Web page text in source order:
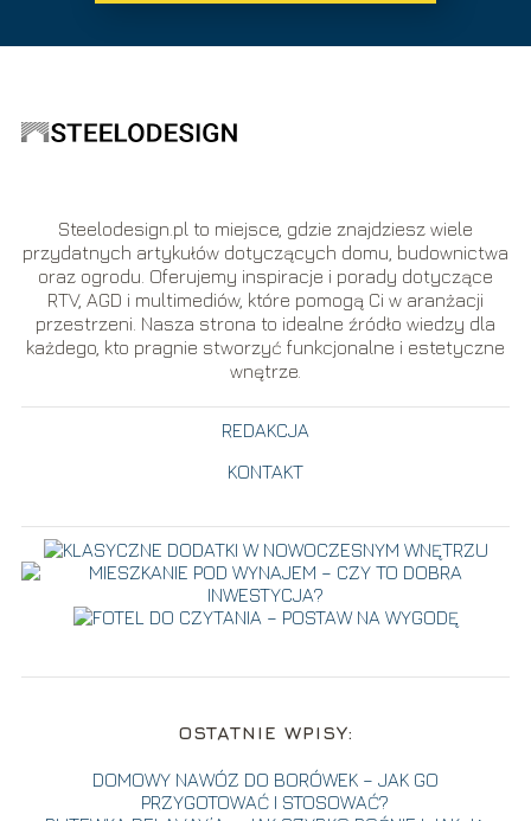
Steelodesign.pl to miejsce, gdzie znajdziesz wiele
przydatnych artykułów dotyczących domu, budownictwa
oraz ogrodu. Oferujemy inspiracje i porady dotyczące
RTV, AGD i multimediów, które pomogą Ci w aranżacji
przestrzeni. Nasza strona to idealne źródło wiedzy dla
każdego, kto pragnie stworzyć funkcjonalne i estetyczne
wnętrze.
REDAKCJA
KONTAKT
OSTATNIE WPISY:
DOMOWY NAWÓZ DO BORÓWEK – JAK GO
PRZYGOTOWAĆ I STOSOWAĆ?